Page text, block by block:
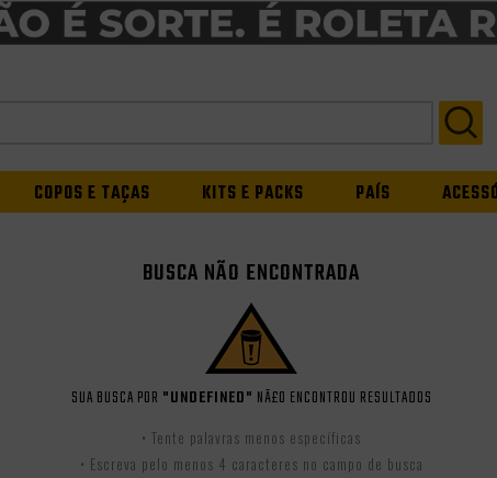
COPOS E TAÇAS KITS E PACKS PAÍS
BUSCA NÃO ENCONTRADA
SUA BUSCA POR "UNDEFINED" NÃ£O ENCONTROU RESULTADOS
• Tente palavras menos específicas
• Escreva pelo menos 4 caracteres no campo de busca